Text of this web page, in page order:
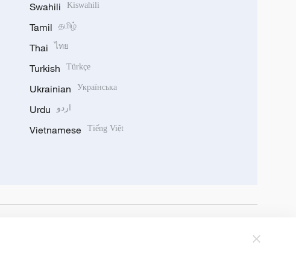
Swahili Kiswahili
Tamil தமிழ்
Thai ไทย
Turkish Türkçe
Ukrainian Українська
Urdu اردو
Vietnamese Tiếng Việt